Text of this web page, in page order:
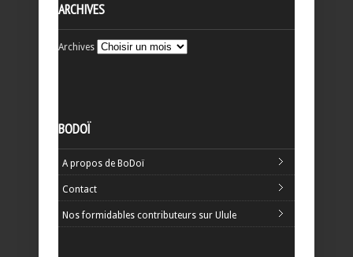
ARCHIVES
Archives
BODOÏ
A propos de BoDoï
Contact
Nos formidables contributeurs sur Ulule